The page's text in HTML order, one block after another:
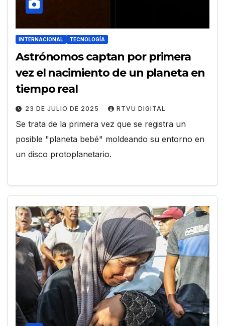
INTERNACIONAL TECNOLOGÍA
Astrónomos captan por primera
vez el nacimiento de un planeta en
tiempo real
23 DE JULIO DE 2025 RTVU DIGITAL
Se trata de la primera vez que se registra un
posible "planeta bebé" moldeando su entorno en
un disco protoplanetario.